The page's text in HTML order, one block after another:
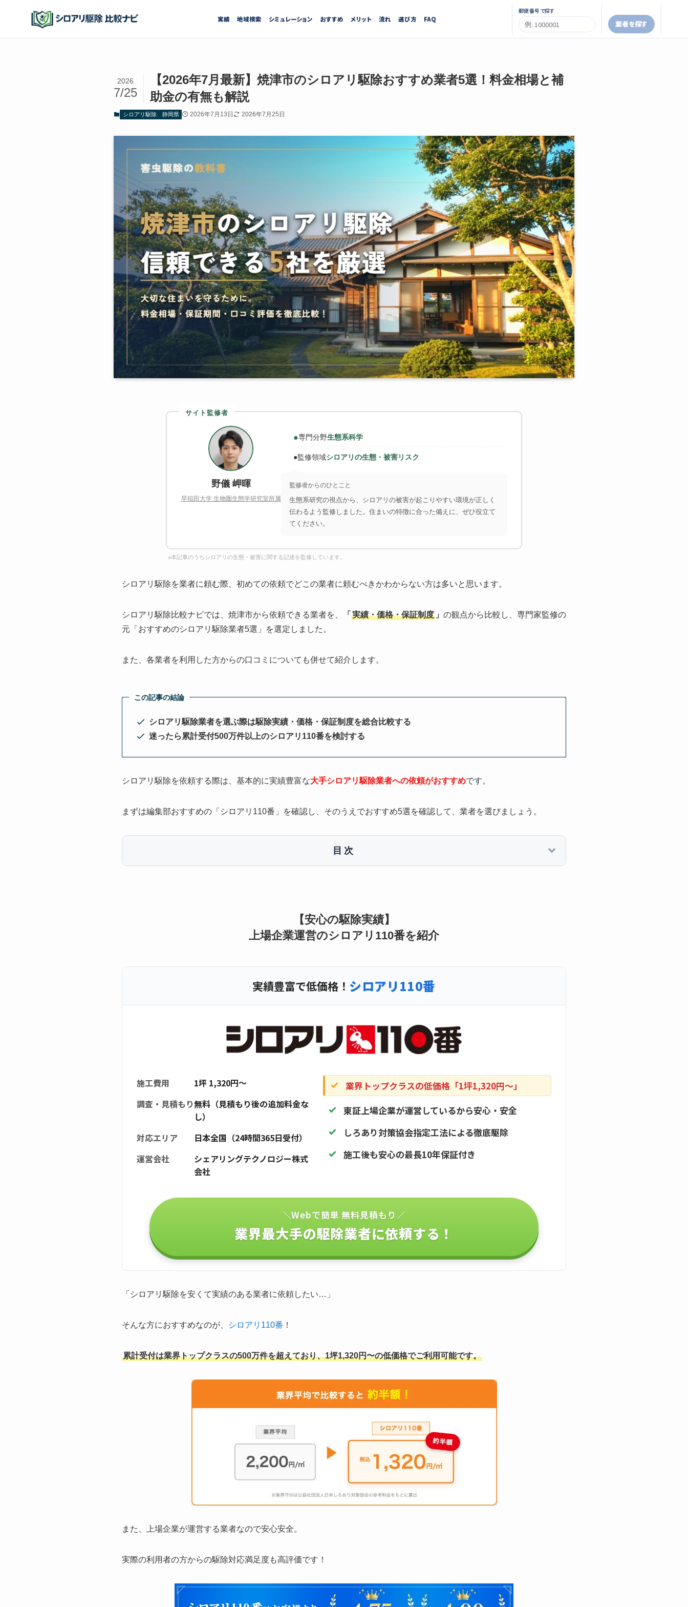
実績 地域検索 シミュレーション おすすめ メリット 流れ 選び方 FAQ
郵便番号で探す
業者を探す
【2026年7月最新】焼津市のシロアリ駆除おすすめ業者5選！料金相場と補
助金の有無も解説
2026
7/25
シロアリ駆除 静岡県 2026年7月13日 2026年7月25日
サイト監修者
野儀 岬暉
早稲田大学 生物圏生態学研究室所属
●専門分野生態系科学
●監修領域シロアリの生態・被害リスク
監修者からのひとこと
生態系研究の視点から、シロアリの被害が起こりやすい環境が正しく
伝わるよう監修しました。住まいの特徴に合った備えに、ぜひ役立て
てください。
※本記事のうちシロアリの生態・被害に関する記述を監修しています。
シロアリ駆除を業者に頼む際、初めての依頼でどこの業者に頼むべきかわからない方は多いと思います。
シロアリ駆除比較ナビでは、焼津市から依頼できる業者を、 「 実績・価格・保証制度 」 の観点から比較し、専門家監修の
元「おすすめのシロアリ駆除業者5選」を選定しました。
また、各業者を利用した方からの口コミについても併せて紹介します。
この記事の結論
シロアリ駆除業者を選ぶ際は駆除実績・価格・保証制度を総合比較する
迷ったら累計受付500万件以上のシロアリ110番を検討する
シロアリ駆除を依頼する際は、基本的に実績豊富な大手シロアリ駆除業者への依頼がおすすめです。
まずは編集部おすすめの「シロアリ110番」を確認し、そのうえでおすすめ5選を確認して、業者を選びましょう。
目次
【安心の駆除実績】
上場企業運営のシロアリ110番を紹介
実績豊富で低価格！ シロアリ110番
施工費用
1坪 1,320円〜
調査・見積もり無料（見積もり後の追加料金な
し）
対応エリア
日本全国（24時間365日受付）
運営会社
シェアリングテクノロジー株式
会社
業界トップクラスの低価格「1坪1,320円〜」
東証上場企業が運営しているから安心・安全
しろあり対策協会指定工法による徹底駆除
施工後も安心の最長10年保証付き
＼Webで簡単 無料見積もり／
業界最大手の駆除業者に依頼する！
「シロアリ駆除を安くて実績のある業者に依頼したい…」
そんな方におすすめなのが、 シロアリ110番 ！
累計受付は業界トップクラスの500万件を超えており、1坪1,320円〜の低価格でご利用可能です。
また、上場企業が運営する業者なので安心安全。
実際の利用者の方からの駆除対応満足度も高評価です！